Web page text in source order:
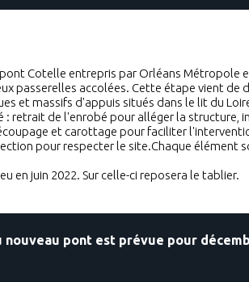
Cotelle entrepris par Orléans Métropole
passerelles accolées. Cette étape vient de
et massifs d'appuis situés dans le lit du
retrait de l'enrobé pour alléger la structure,
et carottage pour faciliter
pour respecter le site.Chaque élément
en juin 2022. Sur celle-ci reposera le tablier.
pont est prévue pour